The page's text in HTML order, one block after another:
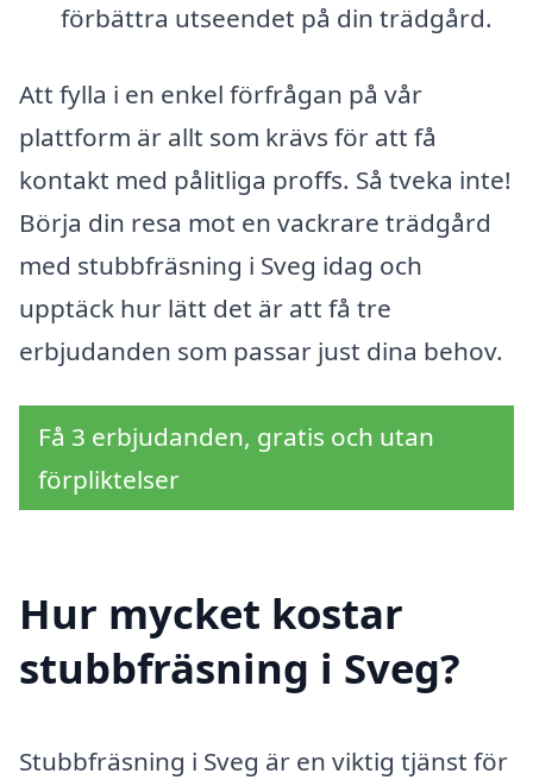
förbättra utseendet på din trädgård.
Att fylla i en enkel förfrågan på vår
plattform är allt som krävs för att få
kontakt med pålitliga proffs. Så tveka inte!
Börja din resa mot en vackrare trädgård
med stubbfräsning i Sveg idag och
upptäck hur lätt det är att få tre
erbjudanden som passar just dina behov.
Få 3 erbjudanden, gratis och utan
förpliktelser
Hur mycket kostar
stubbfräsning i Sveg?
Stubbfräsning i Sveg är en viktig tjänst för